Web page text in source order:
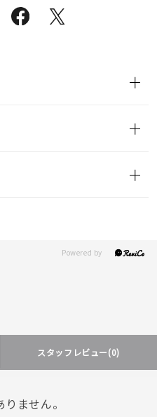
スタッフレビュー(0)
ません。